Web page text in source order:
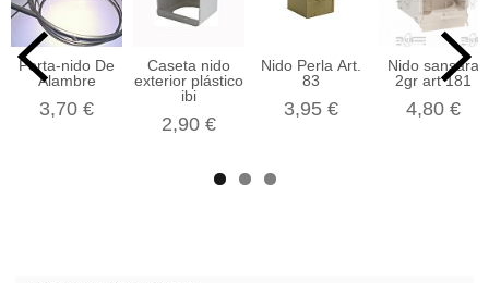
Porta-nido De
Alambre
3,70 €
Caseta nido
exterior plástico
ibi
2,90 €
Nido Perla Art.
83
3,95 €
Nido sansara
2gr art 181
4,80 €